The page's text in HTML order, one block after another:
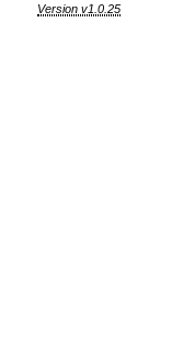
Version v1.0.25